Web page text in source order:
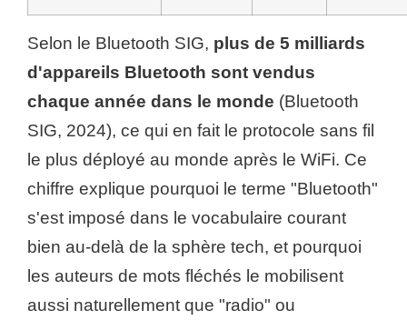
Selon le Bluetooth SIG, plus de 5 milliards
d'appareils Bluetooth sont vendus
chaque année dans le monde (Bluetooth
SIG, 2024), ce qui en fait le protocole sans fil
le plus déployé au monde après le WiFi. Ce
chiffre explique pourquoi le terme "Bluetooth"
s'est imposé dans le vocabulaire courant
bien au-delà de la sphère tech, et pourquoi
les auteurs de mots fléchés le mobilisent
aussi naturellement que "radio" ou